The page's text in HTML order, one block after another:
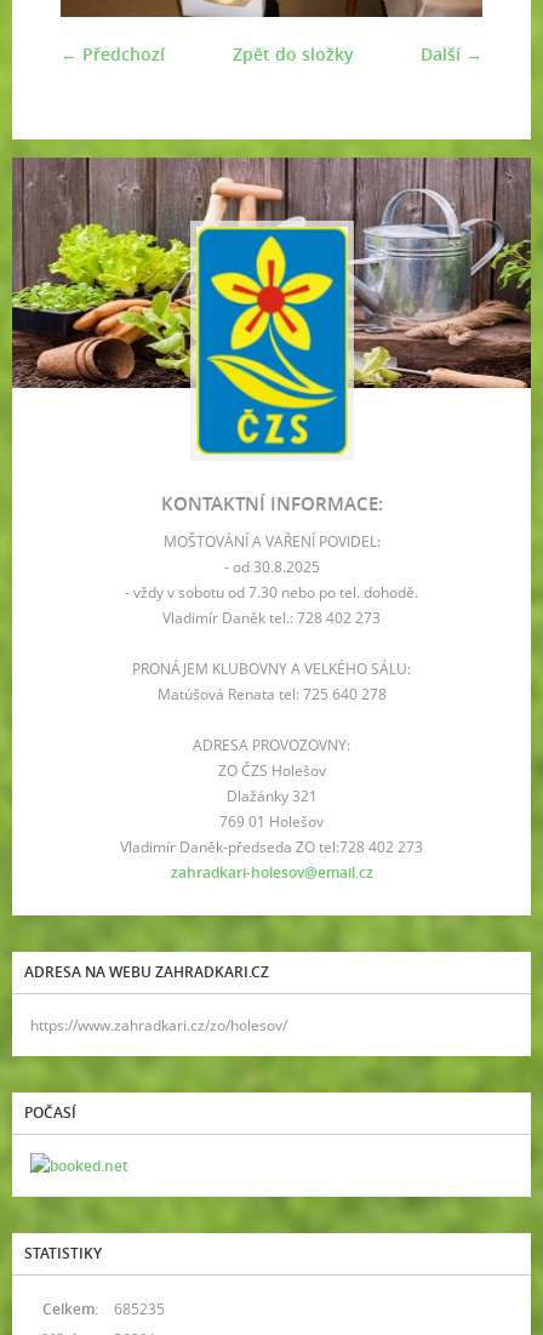
← Předchozí Další →
Zpět do složky
KONTAKTNÍ INFORMACE:
MOŠTOVÁNÍ A VAŘENÍ POVIDEL:
- od 30.8.2025
- vždy v sobotu od 7.30 nebo po tel. dohodě.
Vladimír Daněk tel.: 728 402 273
PRONÁJEM KLUBOVNY A VELKÉHO SÁLU:
Matúšová Renata tel: 725 640 278
ADRESA PROVOZOVNY:
ZO ČZS Holešov
Dlažánky 321
769 01 Holešov
Vladimír Daněk-předseda ZO tel:728 402 273
zahradkari-holesov@email.cz
ADRESA NA WEBU ZAHRADKARI.CZ
https://www.zahradkari.cz/zo/holesov/
POČASÍ
STATISTIKY
Celkem:
685235